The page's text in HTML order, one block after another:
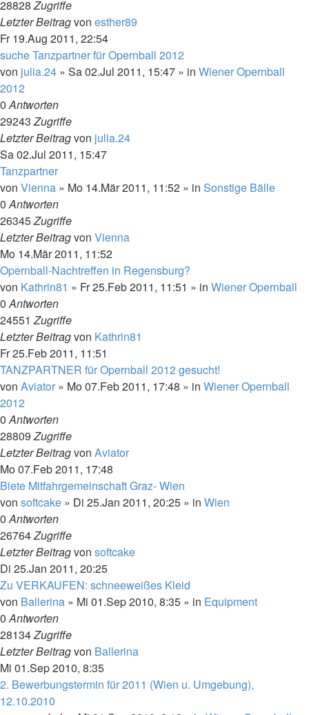
28828Zugriffe
Letzter Beitragvon esther89
Fr 19.Aug 2011, 22:54
suche Tanzpartner für Opernball 2012
von julia.24 » Sa 02.Jul 2011, 15:47 » in Wiener Opernball
2012
0Antworten
29243Zugriffe
Letzter Beitragvon julia.24
Sa 02.Jul 2011, 15:47
Tanzpartner
von Vienna » Mo 14.Mär 2011, 11:52 » in Sonstige Bälle
0Antworten
26345Zugriffe
Letzter Beitragvon Vienna
Mo 14.Mär 2011, 11:52
Opernball-Nachtreffen in Regensburg?
von Kathrin81 » Fr 25.Feb 2011, 11:51 » in Wiener Opernball
0Antworten
24551Zugriffe
Letzter Beitragvon Kathrin81
Fr 25.Feb 2011, 11:51
TANZPARTNER für Opernball 2012 gesucht!
von Aviator » Mo 07.Feb 2011, 17:48 » in Wiener Opernball
2012
0Antworten
28809Zugriffe
Letzter Beitragvon Aviator
Mo 07.Feb 2011, 17:48
Biete Mitfahrgemeinschaft Graz- Wien
von softcake » Di 25.Jan 2011, 20:25 » in Wien
0Antworten
26764Zugriffe
Letzter Beitragvon softcake
Di 25.Jan 2011, 20:25
Zu VERKAUFEN: schneeweißes Kleid
von Ballerina » Mi 01.Sep 2010, 8:35 » in Equipment
0Antworten
28134Zugriffe
Letzter Beitragvon Ballerina
Mi 01.Sep 2010, 8:35
2. Bewerbungstermin für 2011 (Wien u. Umgebung),
12.10.2010